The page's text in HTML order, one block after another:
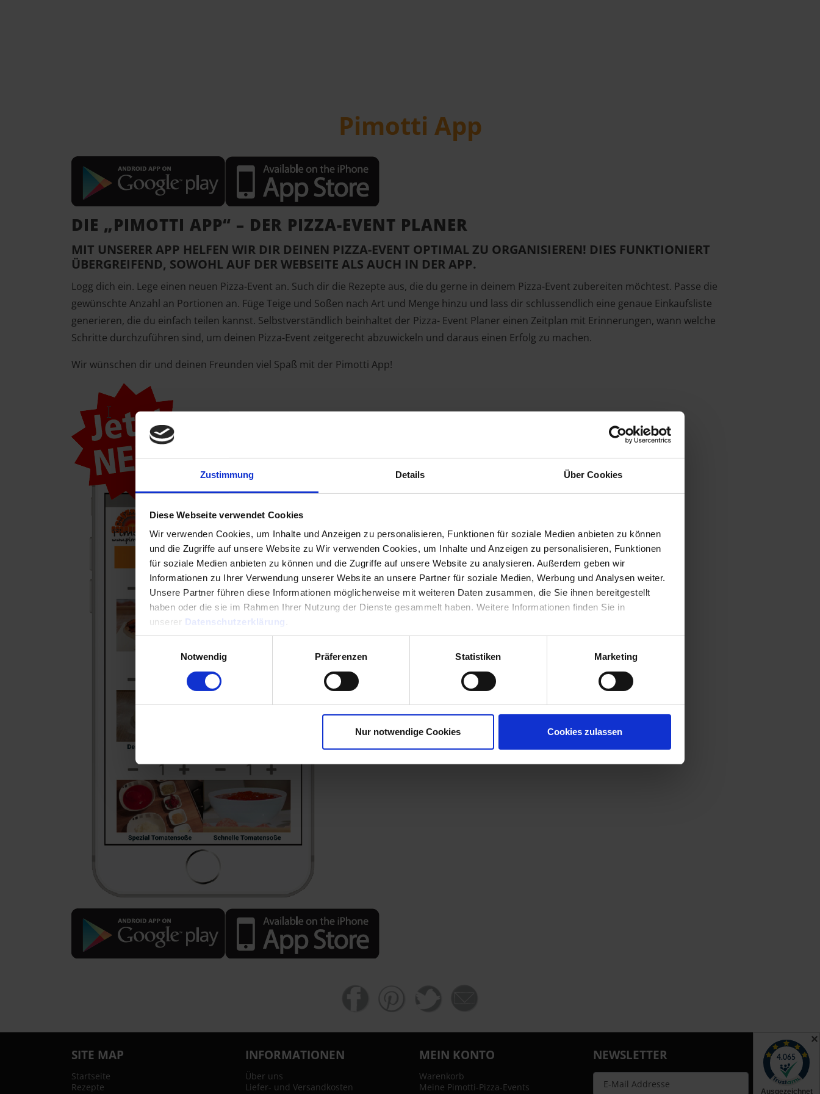
Zustimmung Details Über Cookies
Diese Webseite verwendet Cookies
Wir verwenden Cookies, um Inhalte und Anzeigen zu personalisieren, Funktionen für soziale Medien anbieten zu können
und die Zugriffe auf unsere Website zu Wir verwenden Cookies, um Inhalte und Anzeigen zu personalisieren, Funktionen
für soziale Medien anbieten zu können und die Zugriffe auf unsere Website zu analysieren. Außerdem geben wir
Informationen zu Ihrer Verwendung unserer Website an unsere Partner für soziale Medien, Werbung und Analysen weiter.
Unsere Partner führen diese Informationen möglicherweise mit weiteren Daten zusammen, die Sie ihnen bereitgestellt
haben oder die sie im Rahmen Ihrer Nutzung der Dienste gesammelt haben. Weitere Informationen finden Sie in
unserer Datenschutzerklärung
Notwendig
Präferenzen Statistiken Marketing
Nur notwendige Cookies Cookies zulassen
Pimotti App
DIE „PIMOTTI APP“ – DER PIZZA-EVENT PLANER
MIT UNSERER APP HELFEN WIR DIR DEINEN PIZZA-EVENT OPTIMAL ZU ORGANISIEREN! DIES FUNKTIONIERT
ÜBERGREIFEND, SOWOHL AUF DER WEBSEITE ALS AUCH IN DER APP.
Logg dich ein. Lege einen neuen Pizza-Event an. Such dir die Rezepte aus, die du gerne in deinem Pizza-Event zubereiten möchtest. Passe die
gewünschte Anzahl an Portionen an. Füge Teige und Soßen nach Art und Menge hinzu und lass dir schlussendlich eine genaue Einkaufsliste
generieren, die du einfach teilen kannst. Selbstverständlich beinhaltet der Pizza- Event Planer einen Zeitplan mit Erinnerungen, wann welche
Schritte durchzuführen sind, um deinen Pizza-Event zeitgerecht abzuwickeln und daraus einen Erfolg zu machen.
Wir wünschen dir und deinen Freunden viel Spaß mit der Pimotti App!
SITE MAP
Startseite
Rezepte
INFORMATIONEN
Über uns
Liefer- und Versandkosten
MEIN KONTO
Warenkorb
Meine Pimotti-Pizza-Events
NEWSLETTER
✕